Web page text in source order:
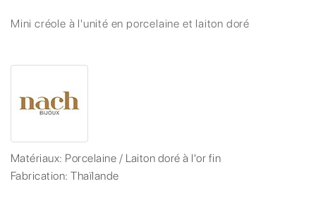
Mini créole à l'unité en porcelaine et laiton doré
Matériaux: Porcelaine / Laiton doré à l'or fin
Fabrication:Thaïlande